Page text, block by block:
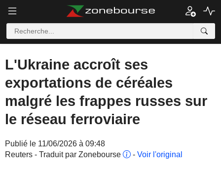
L'Ukraine accroît ses
exportations de céréales
malgré les frappes russes sur
le réseau ferroviaire
Publié le 11/06/2026 à 09:48
Reuters - Traduit par Zonebourse
- Voir l'original